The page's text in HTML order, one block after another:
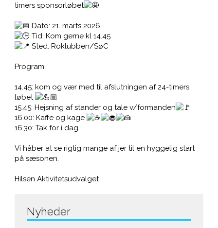
timers sponsorløbet
Dato: 21. marts 2026
Tid: Kom gerne kl 14.45
Sted: Roklubben/SøC
Program:
14.45: kom og vær med til afslutningen af 24-timers
løbet
15.45: Hejsning af stander og tale v/formanden
16.00: Kaffe og kage
16.30: Tak for i dag
Vi håber at se rigtig mange af jer til en hyggelig start
på sæsonen.
Hilsen Aktivitetsudvalget
Nyheder